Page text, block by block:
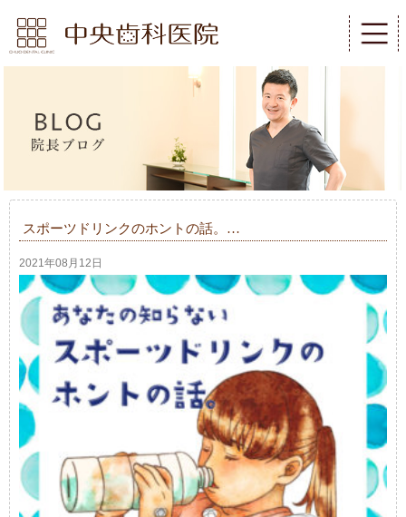
スポーツドリンクのホントの話。…
2021年08月12日